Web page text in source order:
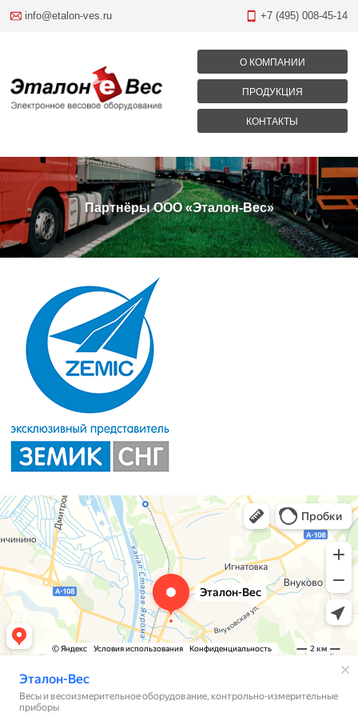
info@etalon-ves.ru +7 (495) 008-45-14
О КОМПАНИИ
ПРОДУКЦИЯ
КОНТАКТЫ
Партнёры ООО «Эталон-Вес»